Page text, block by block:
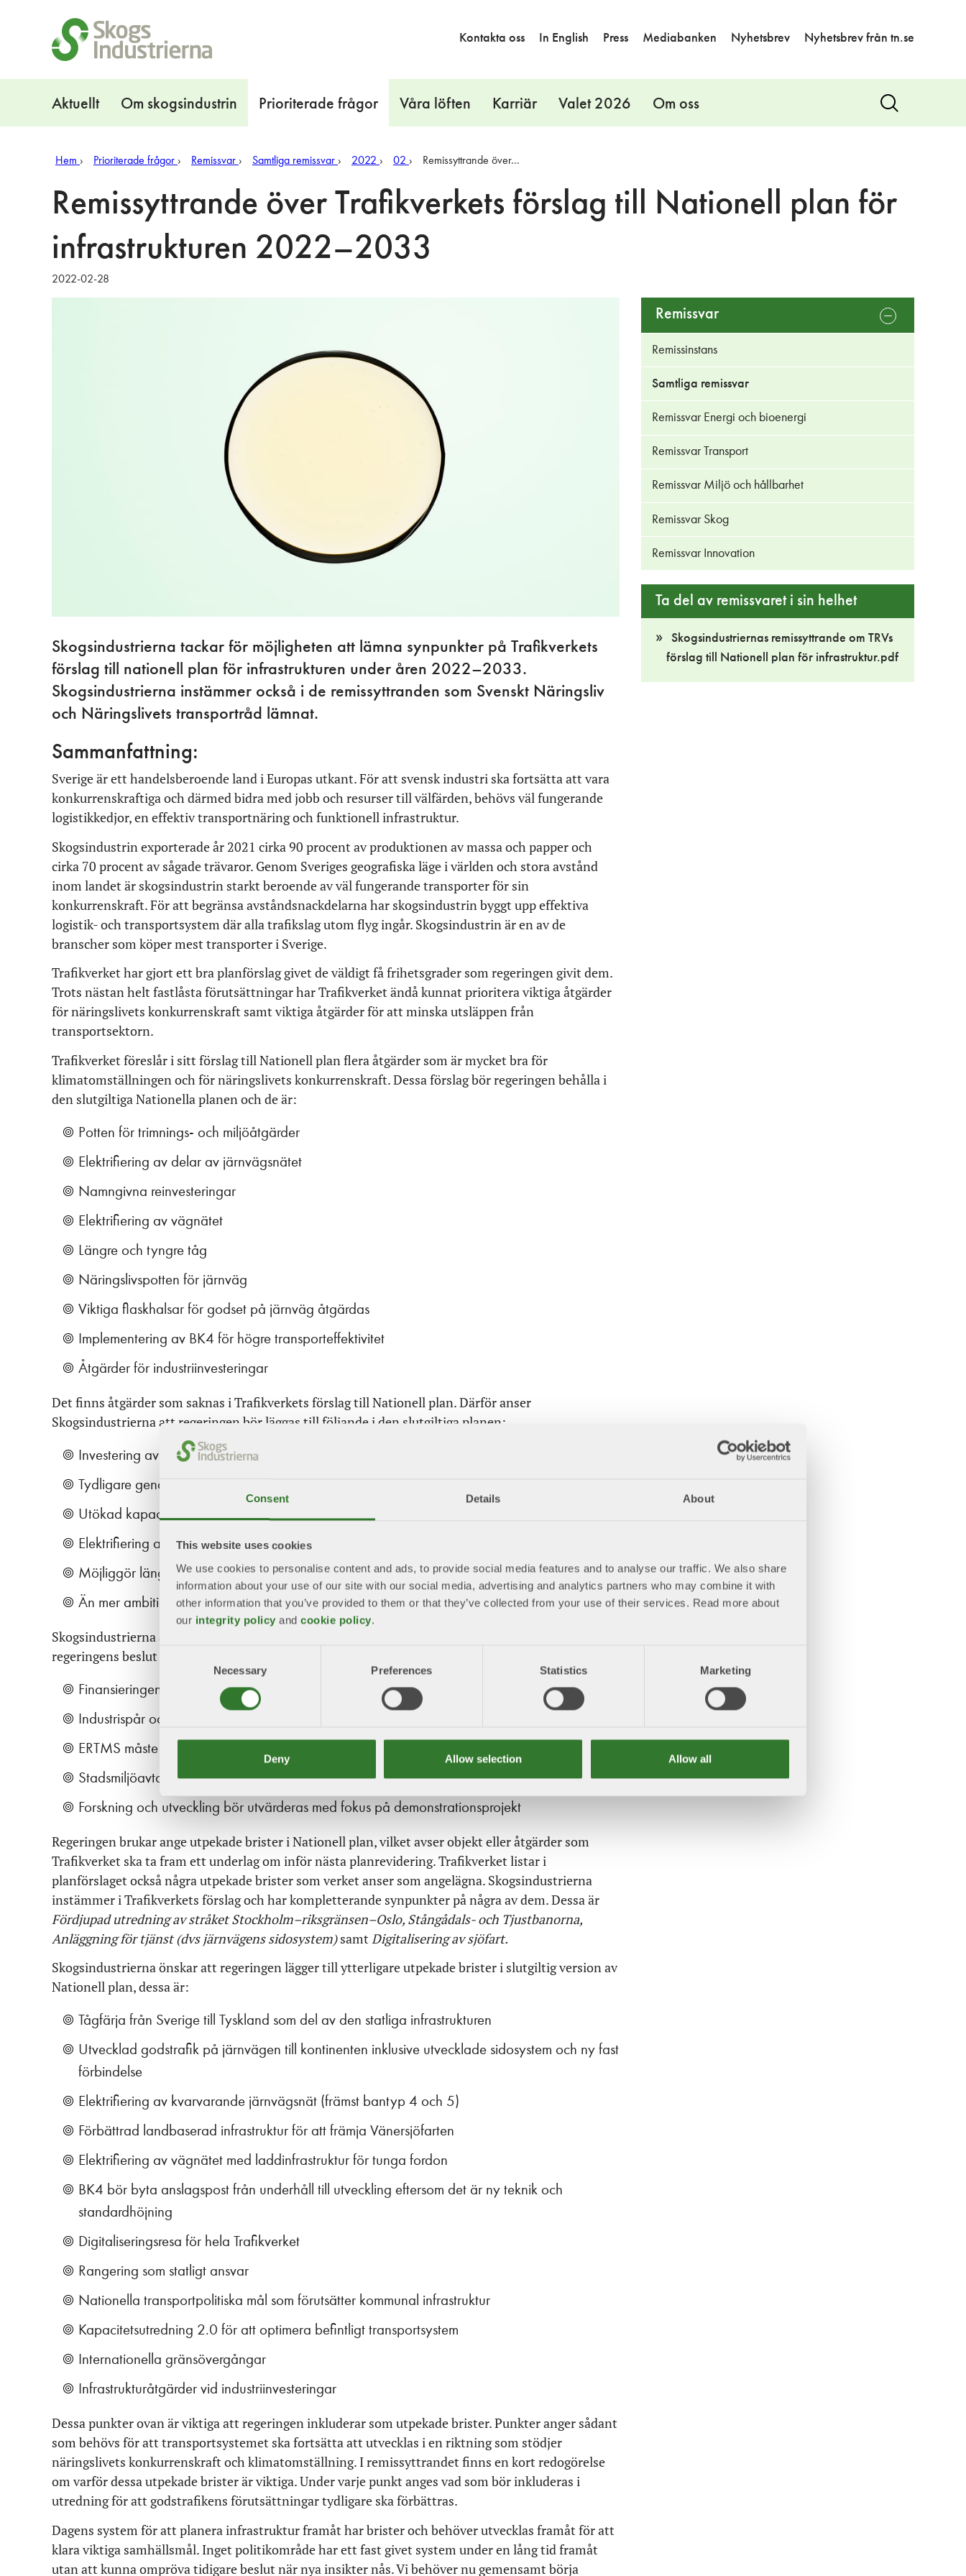
Consent Details About
This website uses cookies
We use cookies to personalise content and ads, to provide social media features and to analyse our traffic. We also share
information about your use of our site with our social media, advertising and analytics partners who may combine it with
other information that you’ve provided to them or that they’ve collected from your use of their services. Read more about
our integrity policy and cookie policy.
Necessary Preferences Statistics Marketing
Deny Allow selection Allow all
Kontakta oss In English Press Mediabanken Nyhetsbrev Nyhetsbrev från tn.se
Navigation
Aktuellt Om skogsindustrin Prioriterade frågor Våra löften Karriär Valet 2026 Om oss
Visa
sök
Hem Prioriterade frågor Remissvar Samtliga remissvar 2022 02 Remissyttrande över...
Remissyttrande över Trafikverkets förslag till Nationell plan för
infrastrukturen 2022–2033
2022-02-28
Skogsindustrierna tackar för möjligheten att lämna synpunkter på Trafikverkets
förslag till nationell plan för infrastrukturen under åren 2022–2033.
Skogsindustrierna instämmer också i de remissyttranden som Svenskt Näringsliv
och Näringslivets transportråd lämnat.
Sammanfattning:
Sverige är ett handelsberoende land i Europas utkant. För att svensk industri ska fortsätta att vara
konkurrenskraftiga och därmed bidra med jobb och resurser till välfärden, behövs väl fungerande
logistikkedjor, en effektiv transportnäring och funktionell infrastruktur.
Skogsindustrin exporterade år 2021 cirka 90 procent av produktionen av massa och papper och
cirka 70 procent av sågade trävaror. Genom Sveriges geografiska läge i världen och stora avstånd
inom landet är skogsindustrin starkt beroende av väl fungerande transporter för sin
konkurrenskraft. För att begränsa avståndsnackdelarna har skogsindustrin byggt upp effektiva
logistik- och transportsystem där alla trafikslag utom flyg ingår. Skogsindustrin är en av de
branscher som köper mest transporter i Sverige.
Trafikverket har gjort ett bra planförslag givet de väldigt få frihetsgrader som regeringen givit dem.
Trots nästan helt fastlåsta förutsättningar har Trafikverket ändå kunnat prioritera viktiga åtgärder
för näringslivets konkurrenskraft samt viktiga åtgärder för att minska utsläppen från
transportsektorn.
Trafikverket föreslår i sitt förslag till Nationell plan flera åtgärder som är mycket bra för
klimatomställningen och för näringslivets konkurrenskraft. Dessa förslag bör regeringen behålla i
den slutgiltiga Nationella planen och de är:
Potten för trimnings- och miljöåtgärder
Elektrifiering av delar av järnvägsnätet
Namngivna reinvesteringar
Elektrifiering av vägnätet
Längre och tyngre tåg
Näringslivspotten för järnväg
Viktiga flaskhalsar för godset på järnväg åtgärdas
Implementering av BK4 för högre transporteffektivitet
Åtgärder för industriinvesteringar
Det finns åtgärder som saknas i Trafikverkets förslag till Nationell plan. Därför anser
Skogsindustrierna att regeringen bör läggas till följande i den slutgiltiga planen:
Investering av ny isbrytarflotta
Tydligare genomförande av Nationella godstransportstrategin
Utökad kapacitet Karlstad-Kil för att möte upp industriinvestering
Elektrifiering av tvärbanorna i Norrland
Möjliggör längre lastbilar genom ändring i Trafikförordningen
Än mer ambitiös satsning på elektrifiering av vägnätet
Skogsindustrierna ansvar vidare att det finns vissa delar av planförslaget som bör omvärderas inför
regeringens beslut om slutgiltig plan:
Finansieringen av nya stambanor bör ligga utanför nationell plan
Industrispår och koppling till statlig järnvägsanläggning behöver utvecklas
ERTMS måste genomföras med beaktande av konkurrenskraft
Stadsmiljöavtalen behöver utvecklas för att omfatta fler godsåtgärder
Forskning och utveckling bör utvärderas med fokus på demonstrationsprojekt
Regeringen brukar ange utpekade brister i Nationell plan, vilket avser objekt eller åtgärder som
Trafikverket ska ta fram ett underlag om inför nästa planrevidering. Trafikverket listar i
planförslaget också några utpekade brister som verket anser som angelägna. Skogsindustrierna
instämmer i Trafikverkets förslag och har kompletterande synpunkter på några av dem. Dessa är
Fördjupad utredning av stråket Stockholm–riksgränsen–Oslo, Stångådals- och Tjustbanorna,
Anläggning för tjänst (dvs järnvägens sidosystem)samt Digitalisering av sjöfart.
Skogsindustrierna önskar att regeringen lägger till ytterligare utpekade brister i slutgiltig version av
Nationell plan, dessa är:
Tågfärja från Sverige till Tyskland som del av den statliga infrastrukturen
Utvecklad godstrafik på järnvägen till kontinenten inklusive utvecklade sidosystem och ny fast
förbindelse
Elektrifiering av kvarvarande järnvägsnät (främst bantyp 4 och 5)
Förbättrad landbaserad infrastruktur för att främja Vänersjöfarten
Elektrifiering av vägnätet med laddinfrastruktur för tunga fordon
BK4 bör byta anslagspost från underhåll till utveckling eftersom det är ny teknik och
standardhöjning
Digitaliseringsresa för hela Trafikverket
Rangering som statligt ansvar
Nationella transportpolitiska mål som förutsätter kommunal infrastruktur
Kapacitetsutredning 2.0 för att optimera befintligt transportsystem
Internationella gränsövergångar
Infrastrukturåtgärder vid industriinvesteringar
Dessa punkter ovan är viktiga att regeringen inkluderar som utpekade brister. Punkter anger sådant
som behövs för att transportsystemet ska fortsätta att utvecklas i en riktning som stödjer
näringslivets konkurrenskraft och klimatomställning. I remissyttrandet finns en kort redogörelse
om varför dessa utpekade brister är viktiga. Under varje punkt anges vad som bör inkluderas i
utredning för att godstrafikens förutsättningar tydligare ska förbättras.
Dagens system för att planera infrastruktur framåt har brister och behöver utvecklas framåt för att
klara viktiga samhällsmål. Inget politikområde har ett fast givet system under en lång tid framåt
utan att kunna ompröva tidigare beslut när nya insikter nås. Vi behöver nu gemensamt börja
Remissvar öppna
undermeny
Remissinstans
Samtliga remissvar
Remissvar Energi och bioenergi
Remissvar Transport
Remissvar Miljö och hållbarhet
Remissvar Skog
Remissvar Innovation
Ta del av remissvaret i sin helhet
Skogsindustriernas remissyttrande om TRVs
förslag till Nationell plan för infrastruktur.pdf